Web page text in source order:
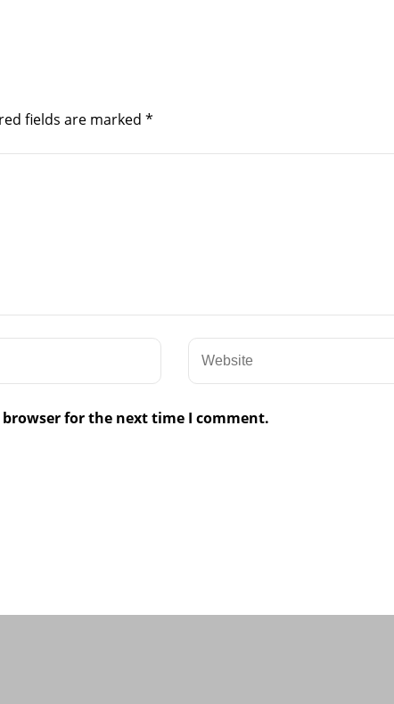
fields are marked *
for the next time I comment.